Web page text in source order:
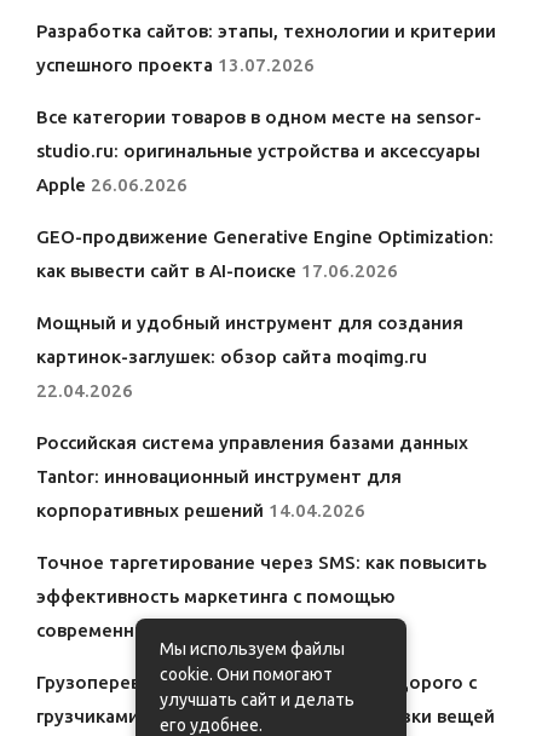
Разработка сайтов: этапы, технологии и критерии
успешного проекта 13.07.2026
Все категории товаров в одном месте на sensor-
studio.ru: оригинальные устройства и аксессуары
Apple 26.06.2026
GEO-продвижение Generative Engine Optimization:
как вывести сайт в AI-поиске 17.06.2026
Мощный и удобный инструмент для создания
картинок-заглушек: обзор сайта moqimg.ru
22.04.2026
Российская система управления базами данных
Tantor: инновационный инструмент для
корпоративных решений 14.04.2026
Точное таргетирование через SMS: как повысить
эффективность маркетинга с помощью
современных решений
Грузоперевозки Железнодорожный недорого с
грузчиками: заказать Газель для перевозки вещей
Мы используем файлы
cookie. Они помогают
улучшать сайт и делать
его удобнее.